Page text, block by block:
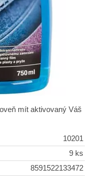
mít aktivovaný Váš
10201
9 ks
8591522133472